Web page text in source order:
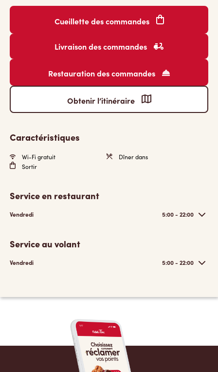
Cueillette des commandes
Livraison des commandes
Restauration des commandes
Obtenir l’itinéraire
Caractéristiques
Wi-Fi gratuit
Dîner dans
Sortir
Service en restaurant
Vendredi 5:00 - 22:00
Service au volant
Vendredi 5:00 - 22:00